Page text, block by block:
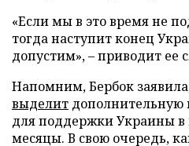
«Если мы в это время не
тогда наступит конец
допустим», – приводит ее
Напомним, Бербок
выделит дополнительную
для поддержки Украины
месяцы. В свою очередь,